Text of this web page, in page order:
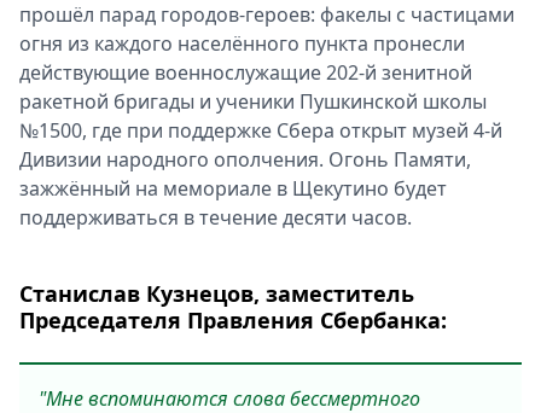
прошёл парад городов-героев: факелы с частицами
огня из каждого населённого пункта пронесли
действующие военнослужащие 202-й зенитной
ракетной бригады и ученики Пушкинской школы
№1500, где при поддержке Сбера открыт музей 4-й
Дивизии народного ополчения. Огонь Памяти,
зажжённый на мемориале в Щекутино будет
поддерживаться в течение десяти часов.
Станислав Кузнецов, заместитель
Председателя Правления Сбербанка:
"Мне вспоминаются слова бессмертного